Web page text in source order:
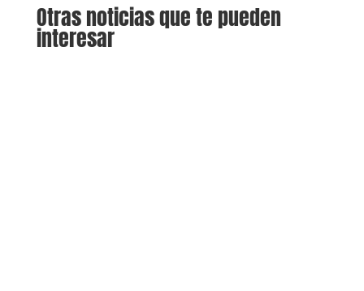
Otras noticias que te pueden
interesar